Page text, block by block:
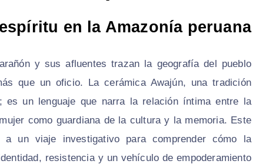
en la Amazonía peruana
y sus afluentes trazan la geografía del pueblo
que un oficio. La cerámica Awajún, una tradición
un lenguaje que narra la relación íntima entre la
como guardiana de la cultura y la memoria. Este
un viaje investigativo para comprender cómo la
resistencia y un vehículo de empoderamiento